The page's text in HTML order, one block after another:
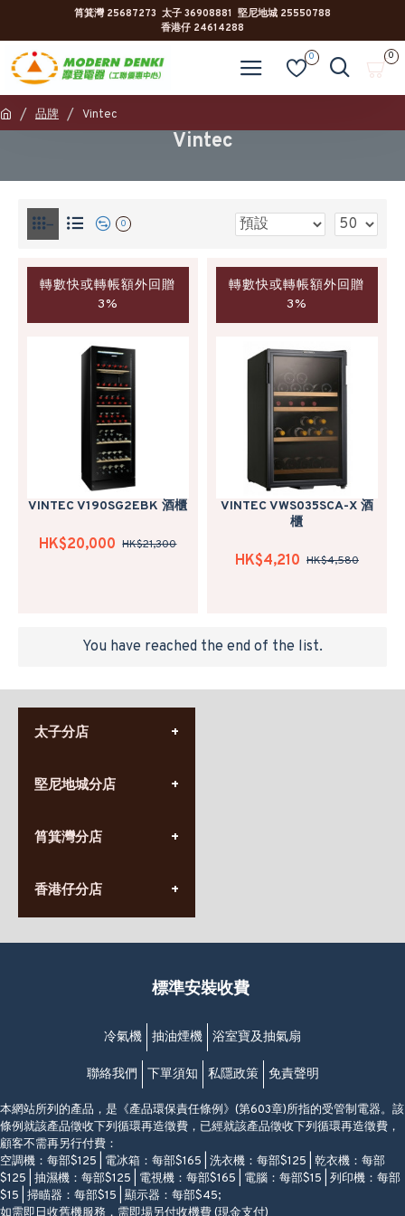
筲箕灣 25687273 太子 36908881 堅尼地城 25550788
香港仔 24614288
0 0
品牌 Vintec
Vintec
0
轉數快或轉帳額外回贈
3%
VINTEC V190SG2EBK 酒櫃
HK$20,000 HK$21,300
轉數快或轉帳額外回贈
3%
VINTEC VWS035SCA-X 酒
櫃
HK$4,210 HK$4,580
You have reached the end of the list.
太子分店
營業時間:
九龍太子太子道西141號
堅尼地城分店
營業時間:
香港堅尼地城卑路乍街
(堅尼地城地鐵站B出口)
筲箕灣分店
營業時間:
(10:00am-20:30pm)
香港仔分店
營業時間:
香港香港仔成都道20-28號
(黃竹坑地鐵站轉4M專線小巴)
標準安裝收費
冷氣機 抽油煙機 浴室寶及抽氣扇
聯絡我們 下單須知 私隱政策 免責聲明
本網站所列的產品，是《產品環保責任條例》(第603章)所指的受管制電器。該
條例就該產品徵收下列循環再造徵費，已經就該產品徵收下列循環再造徵費，
顧客不需再另行付費：
空調機：每部$125 | 電冰箱：每部$165 | 洗衣機：每部$125 | 乾衣機：每部
$125 | 抽濕機：每部$125 | 電視機：每部$165 | 電腦：每部$15 | 列印機：每部
$15 | 掃瞄器：每部$15 | 顯示器：每部$45;